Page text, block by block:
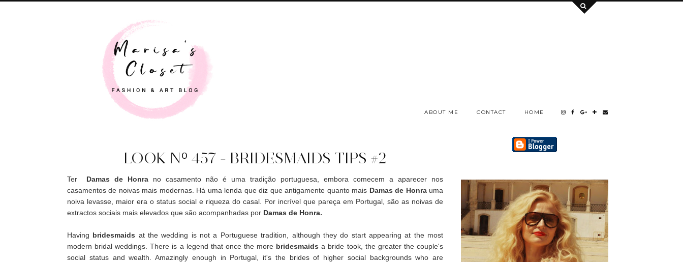
ABOUT ME CONTACT HOME
LOOK Nº 457 - BRIDESMAIDS TIPS #2
Ter Damas de Honra no casamento não é uma tradição portuguesa, embora comecem a aparecer nos
casamentos de noivas mais modernas. Há uma lenda que diz que antigamente quanto mais Damas de Honra uma
noiva levasse, maior era o status social e riqueza do casal. Por incrível que pareça em Portugal, são as noivas de
extractos sociais mais elevados que são acompanhadas por Damas de Honra.
Having bridesmaids at the wedding is not a Portuguese tradition, although they do start appearing at the most
modern bridal weddings. There is a legend that once the more bridesmaids a bride took, the greater the couple's
social status and wealth. Amazingly enough in Portugal, it's the brides of higher social backgrounds who are